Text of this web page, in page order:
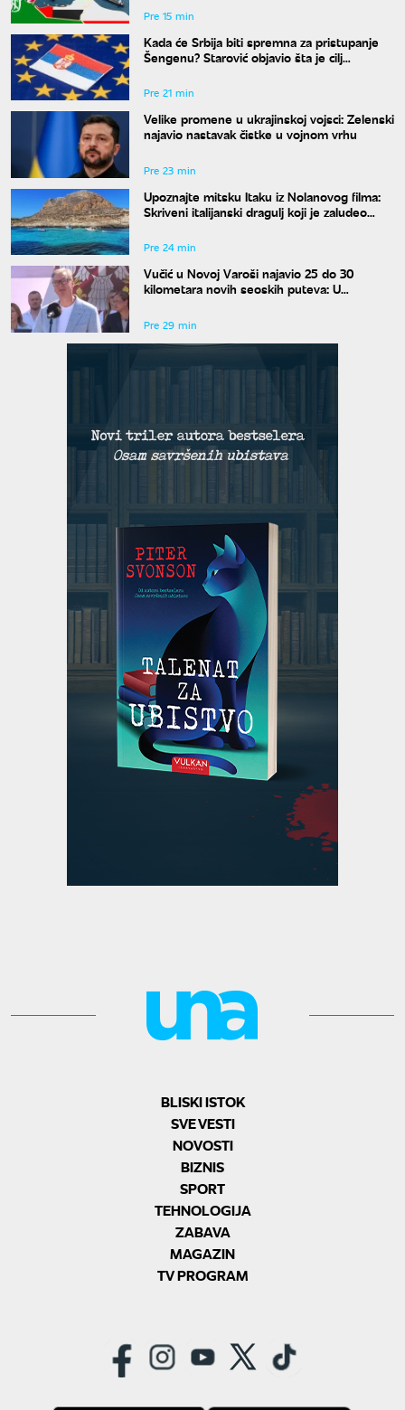
Pre 15 min
Kada će Srbija biti spremna za pristupanje
Šengenu? Starović objavio šta je cilj
Pre 21 min
Velike promene u ukrajinskoj vojsci: Zelenski
najavio nastavak čistke u vojnom vrhu
Pre 23 min
Upoznajte mitsku Itaku iz Nolanovog filma:
Skriveni italijanski dragulj koji je zaludeo
Pre 24 min
Vučić u Novoj Varoši najavio 25 do 30
kilometara novih seoskih puteva: U
Pre 29 min
BLISKI ISTOK
SVE VESTI
NOVOSTI
BIZNIS
SPORT
TEHNOLOGIJA
ZABAVA
MAGAZIN
TV PROGRAM